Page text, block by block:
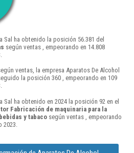
Sal ha obtenido la posición 56.381 del
según ventas , empeorando en 14.808
ventas, la empresa Aparatos De Alcohol
la posición 360 , empeorando en 109
Sal ha obtenido en 2024 la posición 92 en el
Fabricación de maquinaria para la
y tabaco según ventas , empeorando